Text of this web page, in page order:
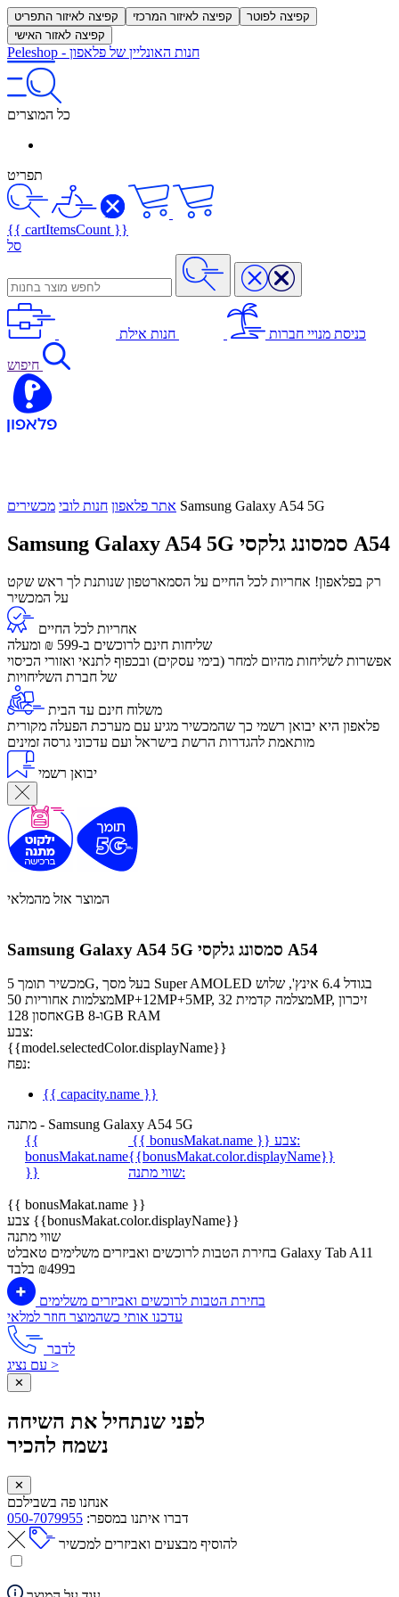
קפיצה לאיזור התפריט קפיצה לאיזור המרכזי
קפיצה לפוטר
קפיצה לאזור האישי
Peleshop - חנות האונליין של פלאפון
כל המוצרים
תפריט
{{ cartItemsCount }}
סל
כניסת מנויי חברות חנות אילת
חיפוש
אתר פלאפון חנות לובי מכשירים Samsung Galaxy A54 5G
Samsung Galaxy A54 5G סמסונג גלקסי A54
רק בפלאפון! אחריות לכל החיים על הסמארטפון שנותנת לך ראש שקט
על המכשיר
אחריות לכל החיים
שליחות חינם לרוכשים ב-599 ₪ ומעלה
​אפשרות לשליחות מהיום למחר (בימי עסקים) ובכפוף לתנאי ואזורי הכיסוי
של חברת השליחויות
משלוח חינם עד הבית
פלאפון היא יבואן רשמי כך שהמכשיר מגיע עם מערכת הפעלה מקורית
מותאמת להגדרות הרשת בישראל ועם עדכוני גרסה זמינים
יבואן רשמי
המוצר אזל מהמלאי
Samsung Galaxy A54 5G סמסונג גלקסי A54
מכשיר תומך 5G, בעל מסך Super AMOLED בגודל 6.4 אינץ', שלוש
מצלמות אחוריות 50MP+12MP+5MP, מצלמה קדמית 32MP, זיכרון
אחסון 128GB ו-8GB RAM
צבע:
{{model.selectedColor.displayName}}
נפח:
{{ capacity.name }}
מתנה - Samsung Galaxy A54 5G
{{
bonusMakat.name
}}
{{ bonusMakat.name }}
צבע:
{{bonusMakat.color.displayName}}
שווי מתנה:
{{ bonusMakat.name }}
צבע {{bonusMakat.color.displayName}}
שווי מתנה
בחירת הטבות לרוכשים ואביזרים משלימים טאבלט Galaxy Tab A11
ב₪499 בלבד
בחירת הטבות לרוכשים ואביזרים משלימים
עדכנו אותי כשהמוצר חוזר למלאי
לדבר
עם נציג >
✕
לפני שנתחיל את השיחה
נשמח להכיר
✕
אנחנו פה בשבילכם
דברו איתנו במספר: 050-7079955
להוסיף מבצעים ואביזרים למכשיר